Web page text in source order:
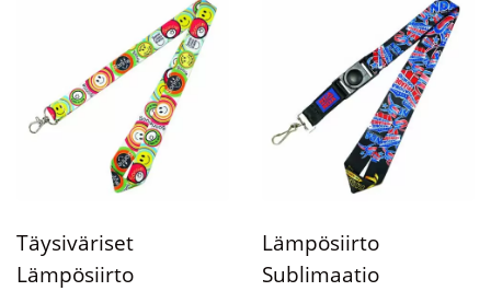
Täysiväriset
Lämpösiirto
Lämpösiirto
Sublimaatio